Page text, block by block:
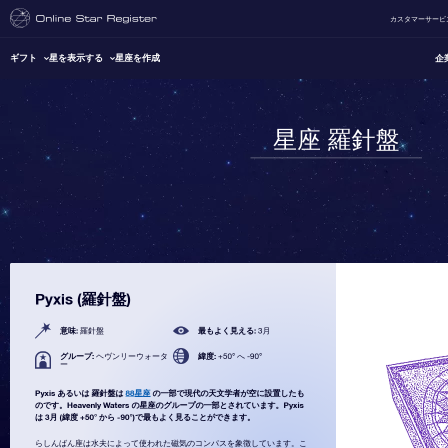
カスタマーサービ
ギフト 星を表示する 星座を作成 企
星座 羅針盤
Pyxis (羅針盤)
意味: 羅針盤 最もよく見える: 3月
グループ: ヘヴンリーウォータ
ー
緯度: +50° へ -90°
Pyxis あるいは 羅針盤は 88星座 の一部で現代の天文学者が空に設置したも
のです。Heavenly Waters の星座のグループの一部とされています。Pyxis
は 3月 (緯度 +50° から -90°)で最もよく見ることができます。
らしんばん座は水夫によって使われた磁気のコンパスを象徴しています。こ